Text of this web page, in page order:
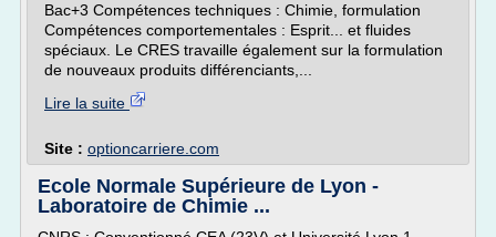
Bac+3 Compétences techniques : Chimie, formulation
Compétences comportementales : Esprit... et fluides
spéciaux. Le CRES travaille également sur la formulation
de nouveaux produits différenciants,...
Lire la suite
Site : optioncarriere.com
Ecole Normale Supérieure de Lyon -
Laboratoire de Chimie ...